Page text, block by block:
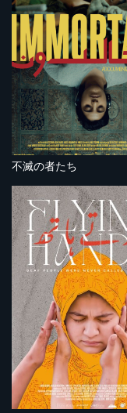
不滅の者たち